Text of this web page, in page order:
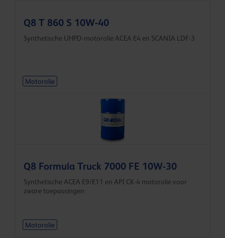
Q8 T 860 S 10W-40
Synthetische UHPD-motorolie ACEA E4 en SCANIA LDF-3
Motorolie
Q8 Formula Truck 7000 FE 10W-30
Synthetische ACEA E9/E11 en API CK-4 motorolie voor
zware toepassingen
Motorolie